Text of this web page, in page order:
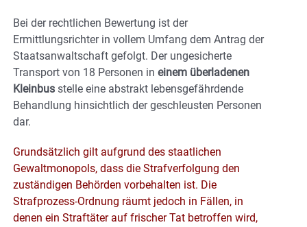
Bei der rechtlichen Bewertung ist der
Ermittlungsrichter in vollem Umfang dem Antrag der
Staatsanwaltschaft gefolgt. Der ungesicherte
Transport von 18 Personen in einem überladenen
Kleinbus stelle eine abstrakt lebensgefährdende
Behandlung hinsichtlich der geschleusten Personen
dar.
Grundsätzlich gilt aufgrund des staatlichen
Gewaltmonopols, dass die Strafverfolgung den
zuständigen Behörden vorbehalten ist. Die
Strafprozess-Ordnung räumt jedoch in Fällen, in
denen ein Straftäter auf frischer Tat betroffen wird,